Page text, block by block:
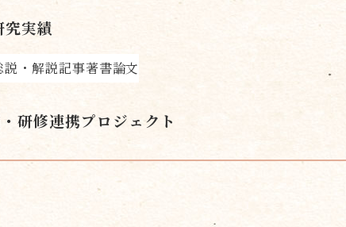
究実績
説・解説記事著書論文
研修連携プロジェクト